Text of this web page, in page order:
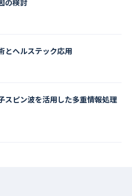
の検討
とヘルステック応用
スピン波を活用した多重情報処理